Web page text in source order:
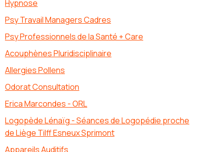
Hypnose
Psy Travail Managers Cadres
Psy Professionnels de la Santé + Care
Acouphènes Pluridisciplinaire
Allergies Pollens
Odorat Consultation
Erica Marcondes - ORL
Logopède Lénaïg - Séances de Logopédie proche
de Liège Tilff Esneux Sprimont
Appareils Auditifs